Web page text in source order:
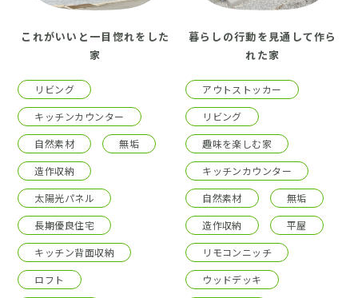
これがいいと一目惚れをした
家
リビング
キッチンカウンター
自然素材
無垢
造作収納
太陽光パネル
長期優良住宅
キッチン背面収納
ロフト
暮らしの行動を見通して作ら
れた家
アウトストッカー
リビング
趣味を楽しむ家
キッチンカウンター
自然素材
無垢
造作収納
平屋
リモコンニッチ
ウッドデッキ